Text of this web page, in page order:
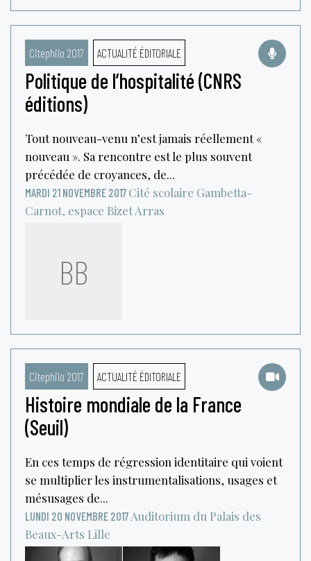
Citephilo 2017 ACTUALITÉ ÉDITORIALE
Politique de l’hospitalité (CNRS
éditions)
Tout nouveau-venu n’est jamais réellement «
nouveau ». Sa rencontre est le plus souvent
précédée de croyances, de...
MARDI 21 NOVEMBRE 2017 Cité scolaire Gambetta-
Carnot, espace BizetArras
BB
Citephilo 2017 ACTUALITÉ ÉDITORIALE
Histoire mondiale de la France
(Seuil)
En ces temps de régression identitaire qui voient
se multiplier les instrumentalisations, usages et
mésusages de...
LUNDI 20 NOVEMBRE 2017 Auditorium du Palais des
Beaux-Arts Lille